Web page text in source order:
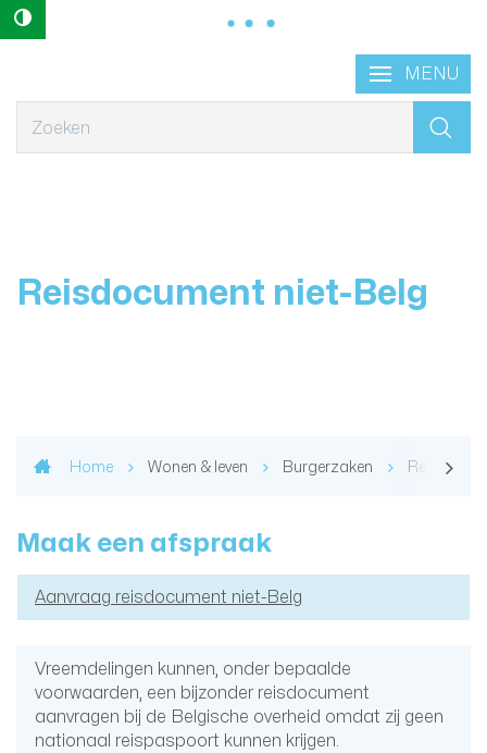
Hoog contrast
MENU
Bestuur
Geraardsbergen
Wat
Reisdocument niet-Belg
Home Wonen & leven Burgerzaken
Maak een afspraak
Aanvraag reisdocument niet-Belg
Vreemdelingen kunnen, onder bepaalde
voorwaarden, een bijzonder reisdocument
aanvragen bij de Belgische overheid omdat zij geen
nationaal reispaspoort kunnen krijgen.